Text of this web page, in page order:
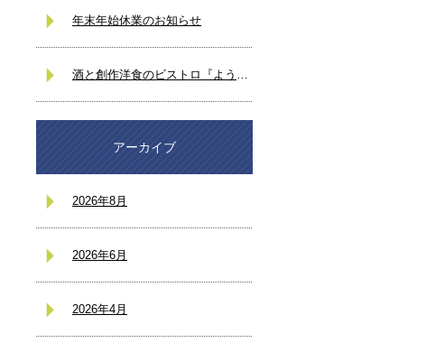
年末年始休業のお知らせ
酒と創作洋食のビストロ『ようと』
アーカイブ
2026年8月
2026年6月
2026年4月